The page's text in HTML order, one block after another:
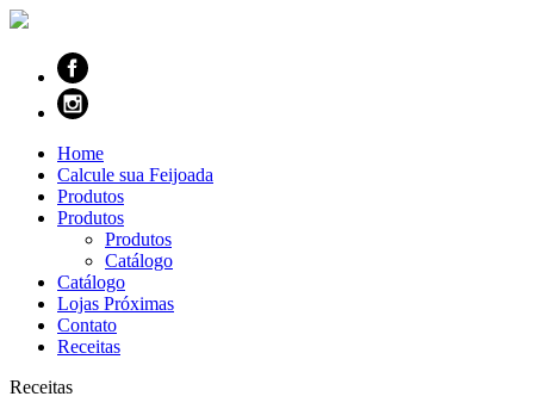
Home
Calcule sua Feijoada
Produtos
Produtos
Produtos
Catálogo
Catálogo
Lojas Próximas
Contato
Receitas
Receitas